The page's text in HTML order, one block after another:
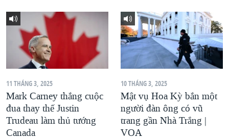
11 THÁNG 3, 2025
Mark Carney thắng cuộc
đua thay thế Justin
Trudeau làm thủ tướng
Canada
10 THÁNG 3, 2025
Mật vụ Hoa Kỳ bắn một
người đàn ông có vũ
trang gần Nhà Trắng |
VOA